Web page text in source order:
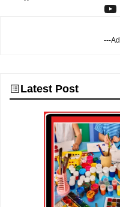
---
Latest Post